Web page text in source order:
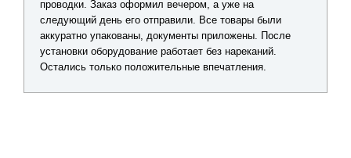
проводки. Заказ оформил вечером, а уже на
следующий день его отправили. Все товары были
аккуратно упакованы, документы приложены. После
установки оборудование работает без нареканий.
Остались только положительные впечатления.